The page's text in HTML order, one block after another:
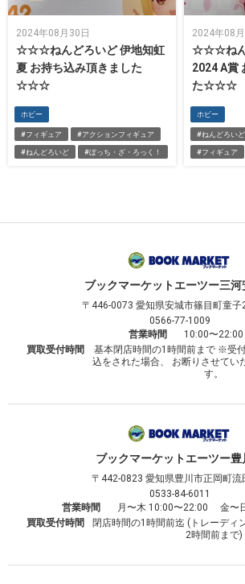
2024年08月30日
☆☆☆ねんどろいど 伊地知虹
夏 お持ち込み頂きました
☆☆☆
ホビー
#フィギュア #アクションフィギュア
#ねんどろいど #ぼっち・ざ・ろっく！
2024年08
☆☆☆ねん
2024 A賞
た☆☆☆
ホビー
#ねんどろいど
#フィギュア
ブックマーケットエーツー三河
〒446-0073 愛知県安城市篠目町童子
0566-77-1009
営業時間
10:00〜22:00
買取受付時間
基本閉店時間の1時間前まで ※受
込をされた場合、 お断りさせてい
す。
ブックマーケットエーツー豊
〒442-0823 愛知県豊川市正岡町流
0533-84-6011
営業時間
月〜木 10:00〜22:00 金〜
買取受付時間
閉店時間の1時間前迄 (トレーディ
2時間前まで)